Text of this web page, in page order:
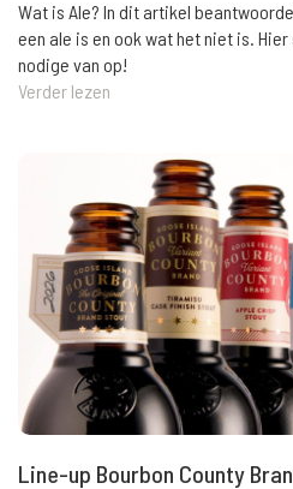
Wat is Ale? In dit artikel
een ale is en ook wat het niet is.
nodige van op!
Verder lezen
Line-up Bourbon County